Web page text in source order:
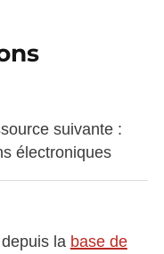
suivante :
électroniques
la base de